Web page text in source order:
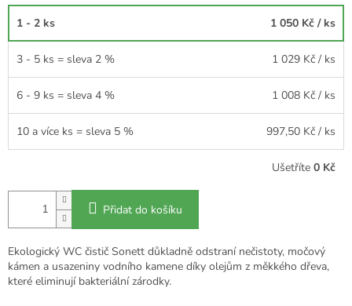
1 - 2 ks 1 050 Kč / ks
3 - 5 ks = sleva 2 % 1 029 Kč / ks
6 - 9 ks = sleva 4 % 1 008 Kč / ks
10 a více ks = sleva 5 % 997,50 Kč / ks
Ušetříte 0 Kč
Přidat do košíku
Ekologický WC čistič Sonett důkladně odstraní nečistoty, močový
kámen a usazeniny vodního kamene díky olejům z měkkého dřeva,
které eliminují bakteriální zárodky.